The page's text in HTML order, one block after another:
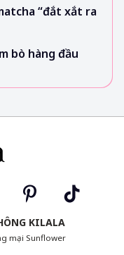
“đắt xắt ra
bò hàng đầu
KILALA
mại Sunflower